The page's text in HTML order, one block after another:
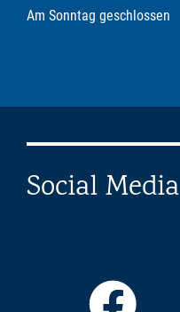
Am Sonntag geschlossen
Social Media